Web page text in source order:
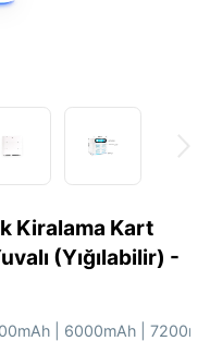
Kiralama Kart
(Yığılabilir) -
| 6000mAh |